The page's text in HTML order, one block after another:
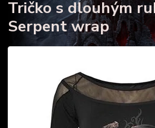
Tričko s dlouhým
Serpent wrap